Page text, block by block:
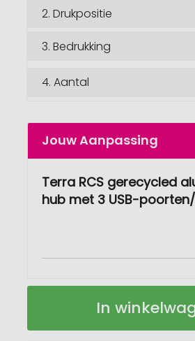
2. Drukpositie
3. Bedrukking
4. Aantal
Jouw Aanpassing
Terra RCS gerecycled
hub met 3 USB-
Terra
aluminium
Op
In